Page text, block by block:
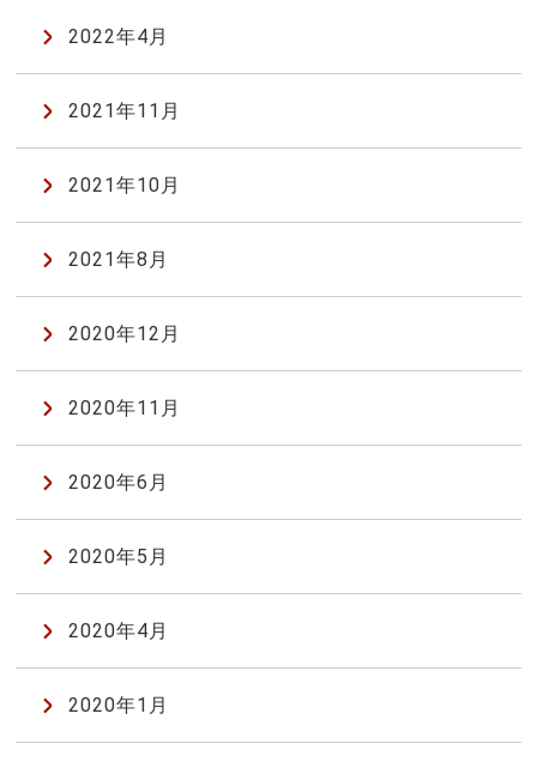
2022年4月
2021年11月
2021年10月
2021年8月
2020年12月
2020年11月
2020年6月
2020年5月
2020年4月
2020年1月